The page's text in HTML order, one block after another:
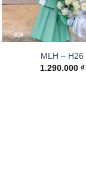
MLH – H26
1.290.000 ₫